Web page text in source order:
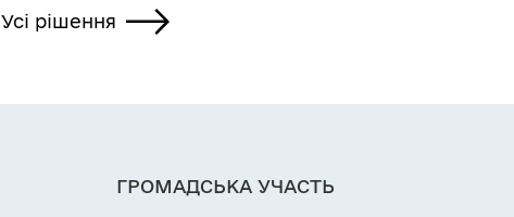
Усі рішення
ГРОМАДСЬКА УЧАСТЬ